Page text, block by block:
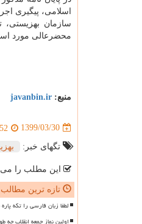
سازمان بهزیستی،
محضرعالی مورد
منبع: javanbin.ir
1399/03/30
تگهای خبر:
این مطلب را می
تازه ترین
لطفا زبان فارسی را تکه
اولین نماز جمعه انقلاب